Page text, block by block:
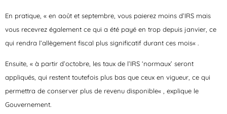
En pratique, « en août et septembre, vous paierez moins d’IRS mais
vous recevrez également ce qui a été payé en trop depuis janvier, ce
qui rendra l’allègement fiscal plus significatif durant ces mois« .
Ensuite, « à partir d’octobre, les taux de l’IRS ‘normaux’ seront
appliqués, qui restent toutefois plus bas que ceux en vigueur, ce qui
permettra de conserver plus de revenu disponible« , explique le
Gouvernement.